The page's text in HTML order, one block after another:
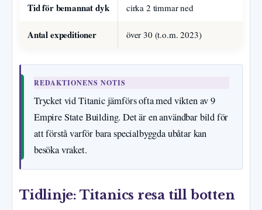
Tid för bemannat dyk cirka 2 timmar ned
Antal expeditioner över 30 (t.o.m. 2023)
REDAKTIONENS NOTIS
Trycket vid Titanic jämförs ofta med vikten av 9
Empire State Building. Det är en användbar bild för
att förstå varför bara specialbyggda ubåtar kan
besöka vraket.
Tidlinje: Titanics resa till botten